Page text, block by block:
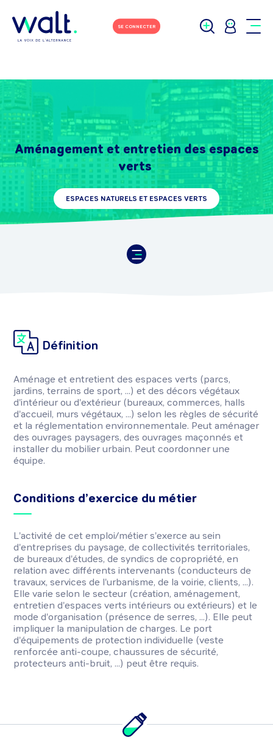
SE CONNECTER
Aménagement et entretien des espaces
verts
ESPACES NATURELS ET ESPACES VERTS
Définition
Aménage et entretient des espaces verts (parcs,
jardins, terrains de sport, ...) et des décors végétaux
d'intérieur ou d'extérieur (bureaux, commerces, halls
d'accueil, murs végétaux, ...) selon les règles de sécurité
et la réglementation environnementale. Peut aménager
des ouvrages paysagers, des ouvrages maçonnés et
installer du mobilier urbain. Peut coordonner une
équipe.
Conditions d’exercice du métier
L'activité de cet emploi/métier s'exerce au sein
d'entreprises du paysage, de collectivités territoriales,
de bureaux d'études, de syndics de copropriété, en
relation avec différents intervenants (conducteurs de
travaux, services de l'urbanisme, de la voirie, clients, ...).
Elle varie selon le secteur (création, aménagement,
entretien d'espaces verts intérieurs ou extérieurs) et le
mode d'organisation (présence de serres, ...). Elle peut
impliquer la manipulation de charges. Le port
d'équipements de protection individuelle (veste
renforcée anti-coupe, chaussures de sécurité,
protecteurs anti-bruit, ...) peut être requis.